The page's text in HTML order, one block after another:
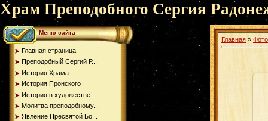
Храм Преподобного Сергия
Меню сайта
Главная страница
Преподобный Сергий Р...
История Храма
История Пронского
История в художестве...
Молитва преподобному...
Явление Пресвятой Бо...
Главная »